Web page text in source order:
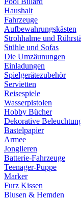
Haushalt
Fahrzeuge
Aufbewahrungskästen
Strohhalme und
Stühle und Sofas
Die Umzäunungen
Einladungen
Spielgerätezubehör
Servietten
Reisespiele
Wasserpistolen
Hobby Bücher
Dekorative
Bastelpapier
Armee
Jonglieren
Batterie-Fahrzeuge
Teenager-Puppe
Marker
Furz Kissen
Blusen & Hemden